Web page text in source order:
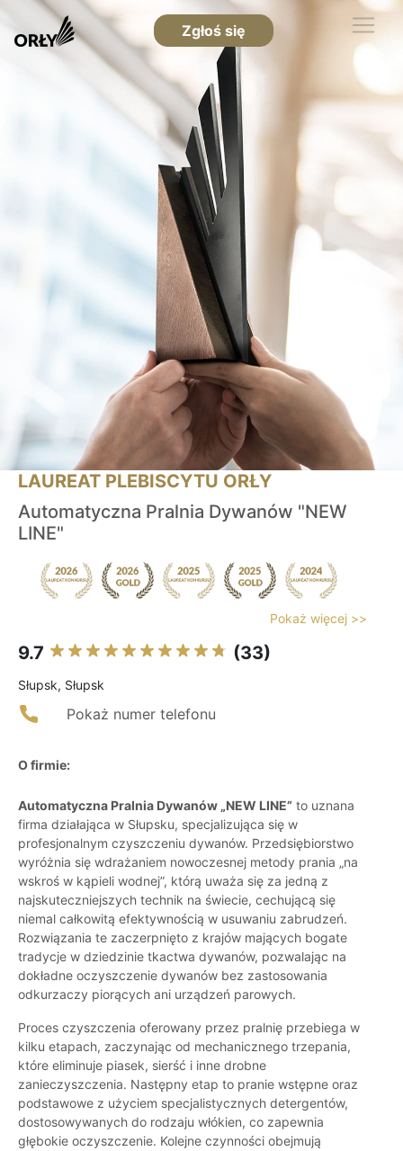
Zgłoś się
LAUREAT PLEBISCYTU ORŁY
Automatyczna Pralnia Dywanów "NEW
LINE"
Pokaż więcej >>
9.7 (33)
Słupsk, Słupsk
Pokaż numer telefonu
O firmie:
Automatyczna Pralnia Dywanów „NEW LINE” to uznana
firma działająca w Słupsku, specjalizująca się w
profesjonalnym czyszczeniu dywanów. Przedsiębiorstwo
wyróżnia się wdrażaniem nowoczesnej metody prania „na
wskroś w kąpieli wodnej”, którą uważa się za jedną z
najskuteczniejszych technik na świecie, cechującą się
niemal całkowitą efektywnością w usuwaniu zabrudzeń.
Rozwiązania te zaczerpnięto z krajów mających bogate
tradycje w dziedzinie tkactwa dywanów, pozwalając na
dokładne oczyszczenie dywanów bez zastosowania
odkurzaczy piorących ani urządzeń parowych.
Proces czyszczenia oferowany przez pralnię przebiega w
kilku etapach, zaczynając od mechanicznego trzepania,
które eliminuje piasek, sierść i inne drobne
zanieczyszczenia. Następny etap to pranie wstępne oraz
podstawowe z użyciem specjalistycznych detergentów,
dostosowywanych do rodzaju włókien, co zapewnia
głębokie oczyszczenie. Kolejne czynności obejmują